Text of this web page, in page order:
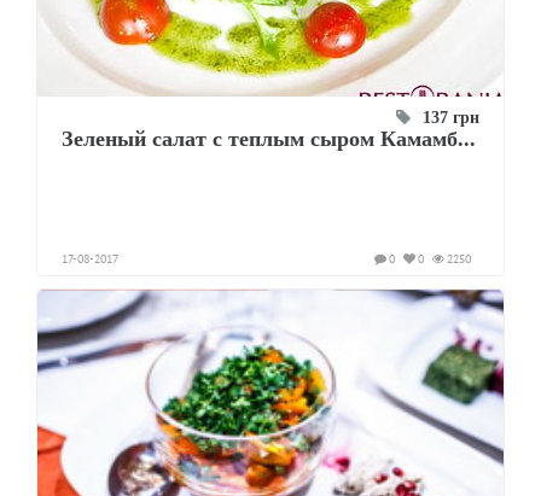
137 грн
Зеленый салат с теплым сыром Камамб...
17-08-2017 2250
0
0